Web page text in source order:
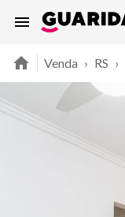
Venda › RS ›